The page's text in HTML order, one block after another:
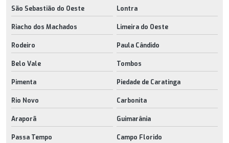
São Sebastião do Oeste Lontra
Riacho dos Machados Limeira do Oeste
Rodeiro Paula Cândido
Belo Vale Tombos
Pimenta Piedade de Caratinga
Rio Novo Carbonita
Araporã Guimarânia
Passa Tempo Campo Florido